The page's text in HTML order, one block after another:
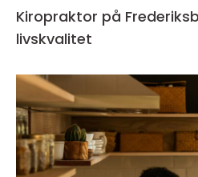
Kiropraktor på
livskvalitet